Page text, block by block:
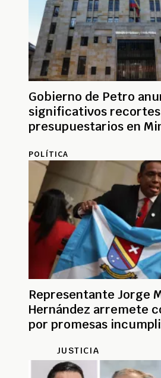
Gobierno de Petro
significativos recortes
presupuestarios en
POLÍTICA
Representante Jorge
Hernández arremete
por promesas
JUSTICIA